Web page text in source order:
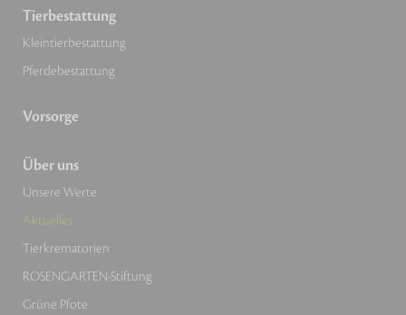
Tierbestattung
Kleintierbestattung
Pferdebestattung
Vorsorge
Über uns
Unsere Werte
Aktuelles
Tierkrematorien
ROSENGARTEN-Stiftung
Grüne Pfote